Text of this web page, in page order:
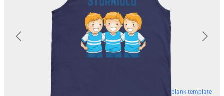
blank template